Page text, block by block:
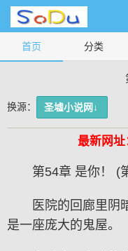
首页 分类
换源： 圣墟小说网↓
最新网
第54章 是你！ (
医院的回廊里阴
是一座庞大的鬼屋。